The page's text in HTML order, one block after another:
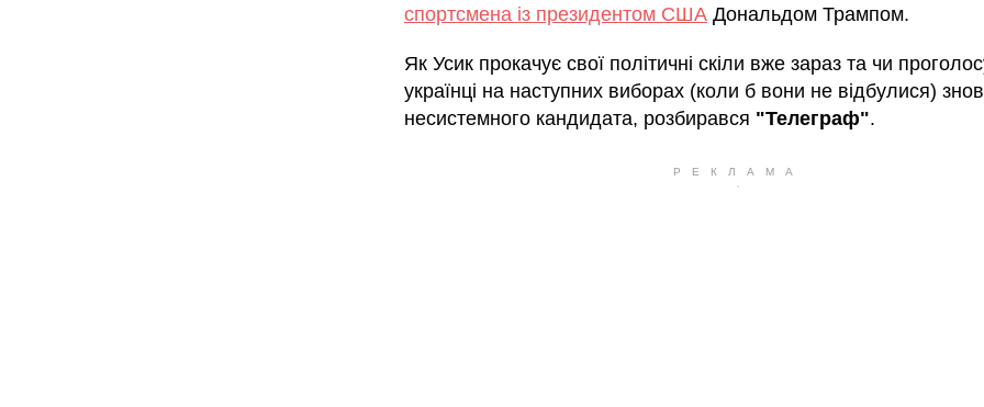
спортсмена із президентом США Дональдом Трампом.
Як Усик прокачує свої політичні скіли вже зараз та чи
українці на наступних виборах (коли б вони не відбулися)
несистемного кандидата, розбирався "Телеграф".